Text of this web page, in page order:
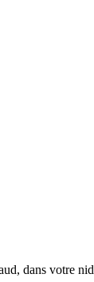
dans votre